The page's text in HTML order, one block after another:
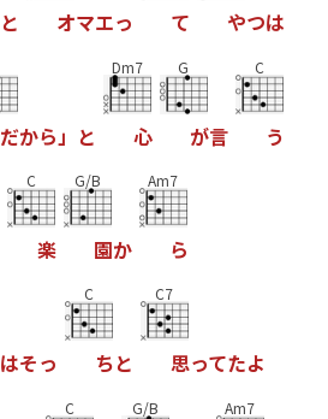
と オマエっ て やつは
だから 」 と
Dm7
心
G
が言
C
う
C
楽
G/B
園か
Am7
ら
はそっ
C
ちと
C7
思ってたよ
C G/B Am7